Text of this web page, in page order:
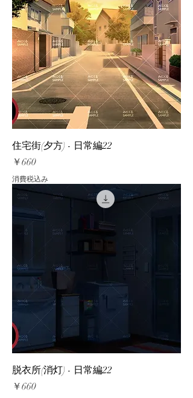
住宅街(夕方) - 日常編22
価格
￥660
消費税込み
脱衣所(消灯) - 日常編22
価格
￥660